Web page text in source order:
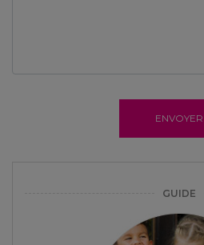
ENVOYER
GUIDE